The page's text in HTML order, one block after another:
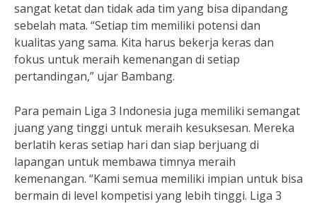
sangat ketat dan tidak ada tim yang bisa dipandang
sebelah mata. “Setiap tim memiliki potensi dan
kualitas yang sama. Kita harus bekerja keras dan
fokus untuk meraih kemenangan di setiap
pertandingan,” ujar Bambang.
Para pemain Liga 3 Indonesia juga memiliki semangat
juang yang tinggi untuk meraih kesuksesan. Mereka
berlatih keras setiap hari dan siap berjuang di
lapangan untuk membawa timnya meraih
kemenangan. “Kami semua memiliki impian untuk bisa
bermain di level kompetisi yang lebih tinggi. Liga 3